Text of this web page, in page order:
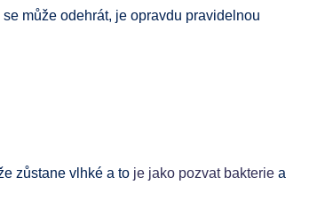
může odehrát, je opravdu pravidelnou
zůstane vlhké a to je jako pozvat bakterie a